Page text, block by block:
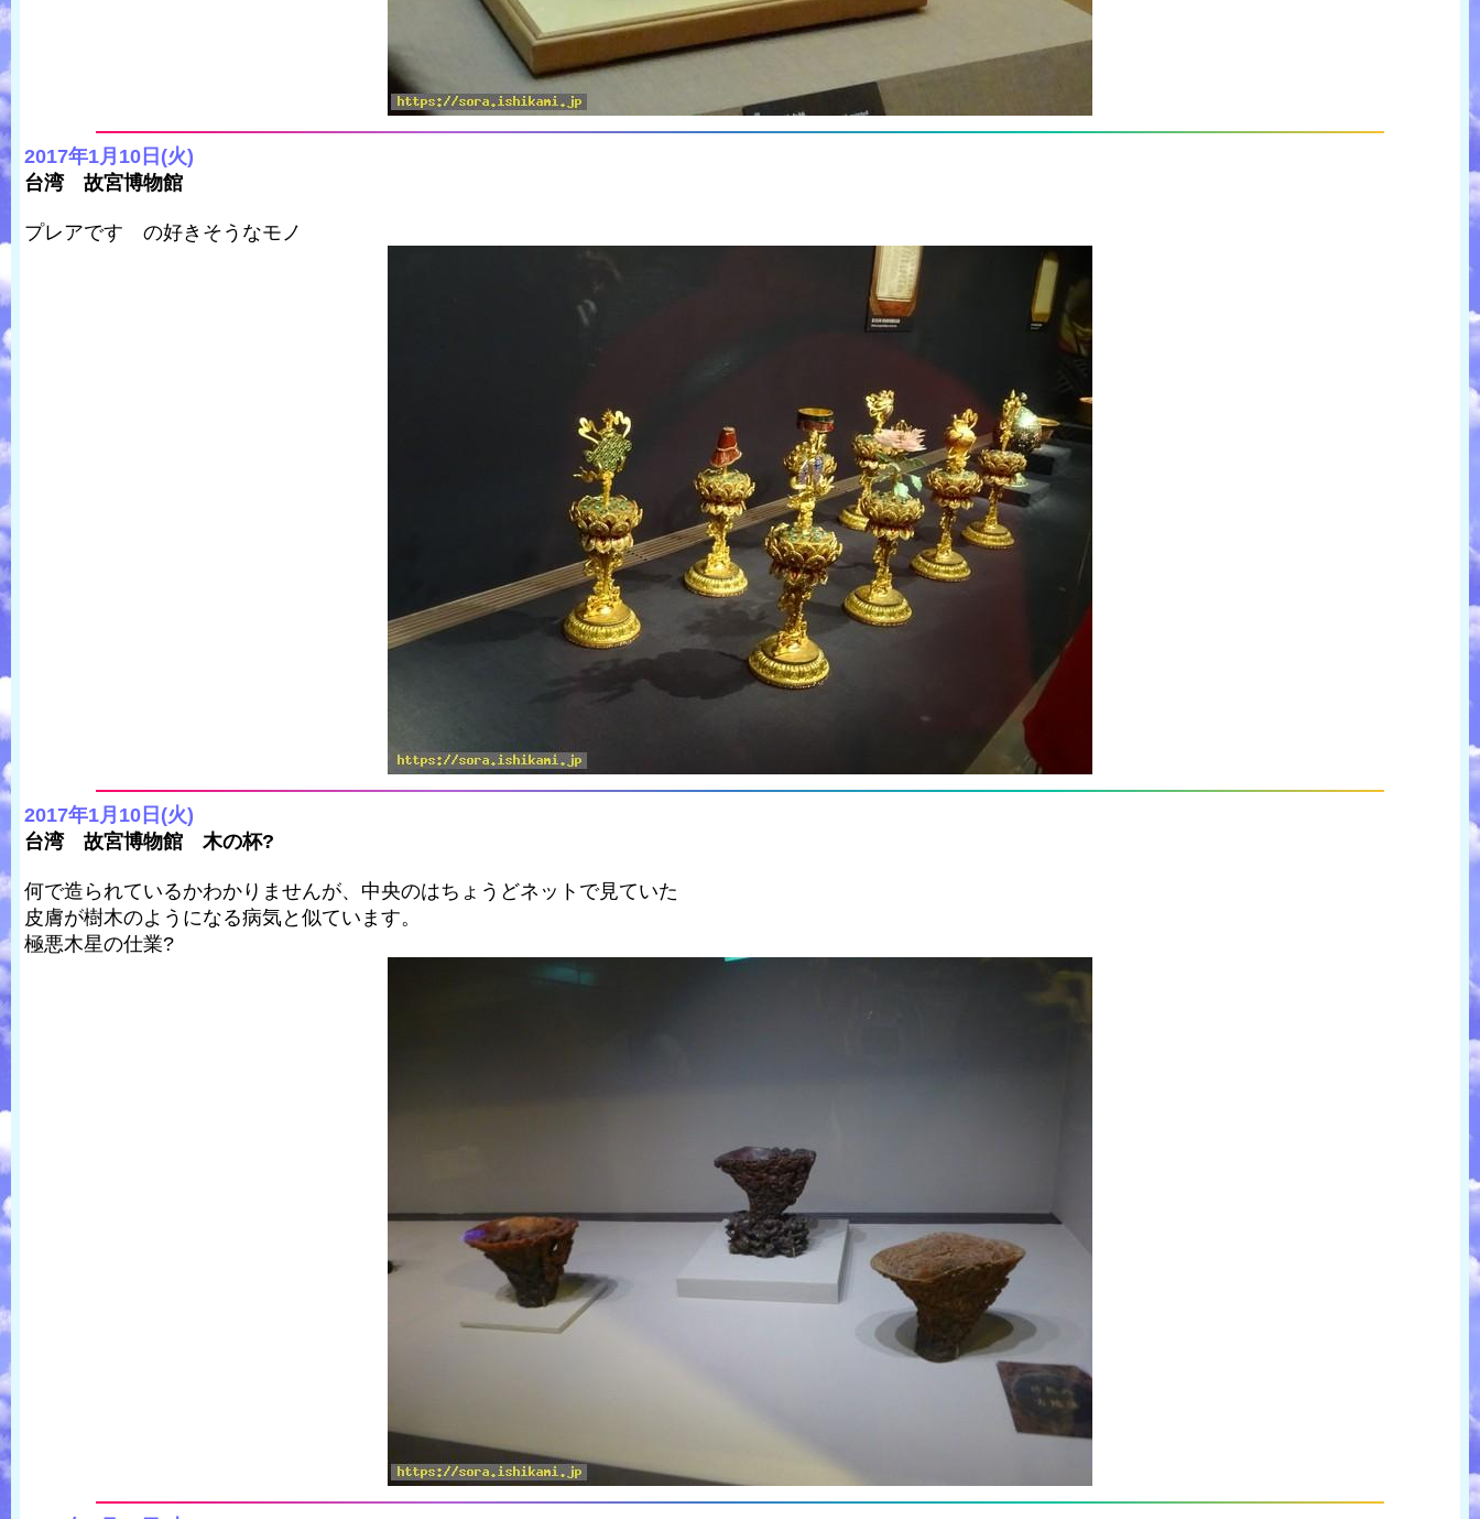
2017年1月10日(火)
台湾 故宮博物館
プレアです の好きそうなモノ
2017年1月10日(火)
台湾 故宮博物館 木の杯?
何で造られているかわかりませんが、中央のはちょうどネットで見ていた
皮膚が樹木のようになる病気と似ています。
極悪木星の仕業?